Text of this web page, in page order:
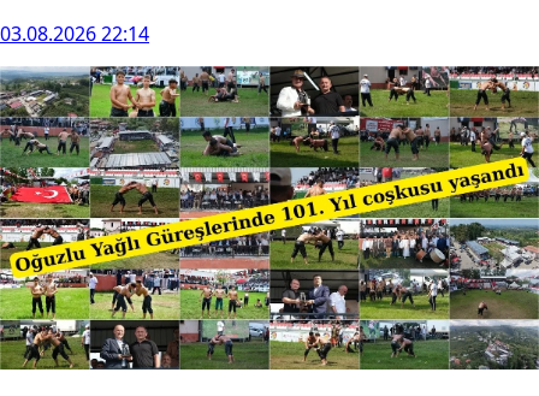
03.08.2026 22:14